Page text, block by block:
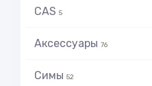
CAS 5
Аксессуары 76
Симы 52